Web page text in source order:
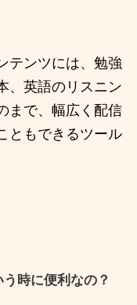
テンツには、勉強
、英語のリスニン
まで、幅広く配信
ともできるツール
時に便利なの？